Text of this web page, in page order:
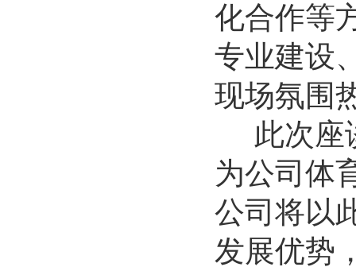
化合作等
专业建设
现场氛围
此次座
为公司体
公司将以
发展优势